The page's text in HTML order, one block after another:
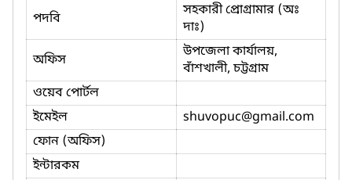
পদবি
সহকারী প্রোগ্রামার (অঃ
দাঃ)
অফিস
উপজেলা কার্যালয়,
বাঁশখালী, চট্টগ্রাম
ওয়েব পোর্টল
ইমেইল
shuvopuc@gmail.com
ফোন (অফিস)
ইন্টারকম